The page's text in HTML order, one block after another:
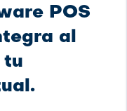
POS
al
tu